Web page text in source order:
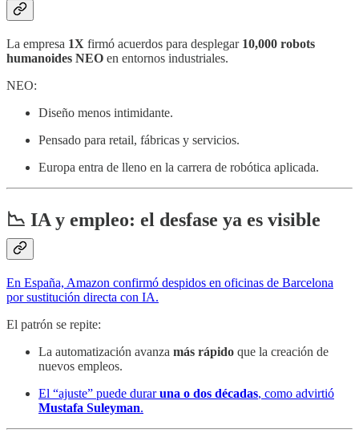
La empresa 1X firmó acuerdos para desplegar 10,000 robots
humanoides NEO en entornos industriales.
NEO:
Diseño menos intimidante.
Pensado para retail, fábricas y servicios.
Europa entra de lleno en la carrera de robótica aplicada.
📉 IA y empleo: el desfase ya es visible
En España, Amazon confirmó despidos en oficinas de Barcelona
por sustitución directa con IA.
El patrón se repite:
La automatización avanza más rápido que la creación de
nuevos empleos.
El “ajuste” puede duraruna o dos décadas, como advirtió
Mustafa Suleyman.